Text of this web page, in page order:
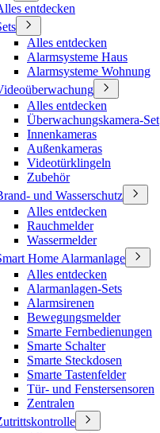
entdecken
Alles entdecken
Alarmsysteme Haus
Alarmsysteme Wohnung
Alles entdecken
Überwachungskamera-Set
Innenkameras
Außenkameras
Videotürklingeln
Zubehör
und Wasserschutz
Alles entdecken
Rauchmelder
Wassermelder
Home Alarmanlage
Alles entdecken
Alarmanlagen-Sets
Alarmsirenen
Bewegungsmelder
Smarte Fernbedienungen
Smarte Schalter
Smarte Steckdosen
Smarte Tastenfelder
Tür- und Fenstersensoren
Zentralen